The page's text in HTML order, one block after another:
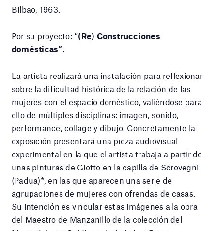
Bilbao, 1963.
Por su proyecto:“(Re) Construcciones
domésticas”.
La artista realizará una instalación para reflexionar
sobre la dificultad histórica de la relación de las
mujeres con el espacio doméstico, valiéndose para
ello de múltiples disciplinas: imagen, sonido,
performance, collage y dibujo. Concretamente la
exposición presentará una pieza audiovisual
experimental en la que el artista trabaja a partir de
unas pinturas de Giotto en la capilla de Scrovegni
(Padua)*, en las que aparecen una serie de
agrupaciones de mujeres con ofrendas de casas.
Su intención es vincular estas imágenes a la obra
del Maestro de Manzanillo de la colección del